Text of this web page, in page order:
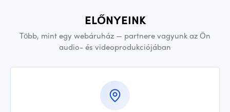
ELŐNYEINK
Több, mint egy webáruház — partnere vagyunk az Ön
audio- és videoprodukciójában